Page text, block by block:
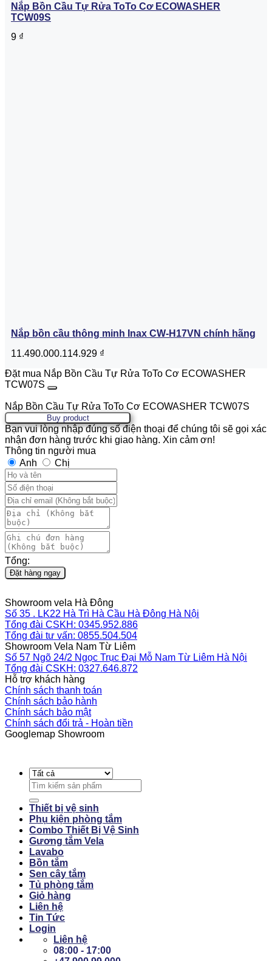
Nắp Bồn Cầu Tự Rửa ToTo Cơ ECOWASHER
TCW09S
9 ₫
Nắp bồn cầu thông minh Inax CW-H17VN chính hãng
11.490.000.114.929 ₫
Đặt mua Nắp Bồn Cầu Tự Rửa ToTo Cơ ECOWASHER
TCW07S
Nắp Bồn Cầu Tự Rửa ToTo Cơ ECOWASHER TCW07S
Buy product
Bạn vui lòng nhập đúng số điện thoại để chúng tôi sẽ gọi xác
nhận đơn hàng trước khi giao hàng. Xin cảm ơn!
Thông tin người mua
Anh
Chị
Tổng:
Đặt hàng ngay
Showroom vela Hà Đông
Số 35 . LK22 Hà Trì Hà Cầu Hà Đông Hà Nội
Tổng đài CSKH: 0345.952.886
Tổng đài tư vấn: 0855.504.504
Showroom Vela Nam Từ Liêm
Số 57 Ngõ 24/2 Ngọc Trục Đại Mỗ Nam Từ Liêm Hà Nội
Tổng đài CSKH: 0327.646.872
Hỗ trợ khách hàng
Chính sách thanh toán
Chính sách bảo hành
Chính sách bảo mật
Chính sách đổi trả - Hoàn tiền
Googlemap Showroom
Search
for:
Thiết bị vệ sinh
Phụ kiện phòng tắm
Combo Thiết Bị Vệ Sinh
Gương tắm Vela
Lavabo
Bồn tắm
Sen cây tắm
Tủ phòng tắm
Giỏ hàng
Liên hệ
Tin Tức
Login
Liên hệ
08:00 - 17:00